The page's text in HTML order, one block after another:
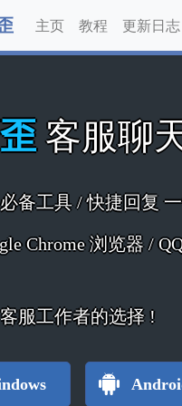
主页 教程 更新日志
客服聊
备工具 / 快捷回复
Chrome 浏览器 /
客服工作者的选择 !